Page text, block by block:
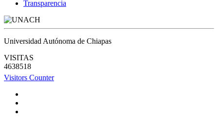
Transparencia
Universidad Autónoma de Chiapas
VISITAS
4638518
Visitors Counter